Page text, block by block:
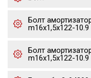
Болт
m16x1,5х122-10.9
Болт
m16x1,5х122-10.9